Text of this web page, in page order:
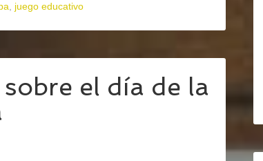
juego educativo
el día de la